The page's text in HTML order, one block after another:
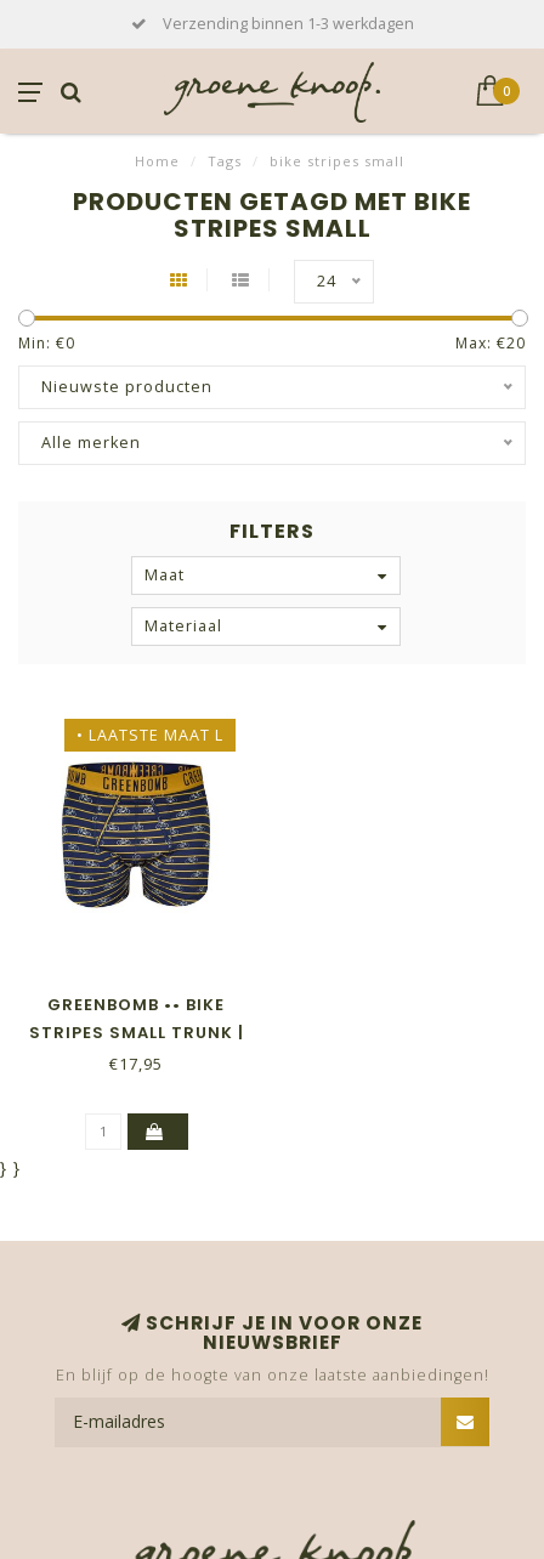
Verzending binnen 1-3 werkdagen
0
Home / Tags / bike stripes small
PRODUCTEN GETAGD MET BIKE
STRIPES SMALL
24
Min: €0 Max: €20
Nieuwste producten
Alle merken
FILTERS
Maat
Materiaal
• LAATSTE MAAT L
GREENBOMB •• BIKE
STRIPES SMALL TRUNK |
SLOPPY BLUE
€17,95
} }
SCHRIJF JE IN VOOR ONZE
NIEUWSBRIEF
En blijf op de hoogte van onze laatste aanbiedingen!